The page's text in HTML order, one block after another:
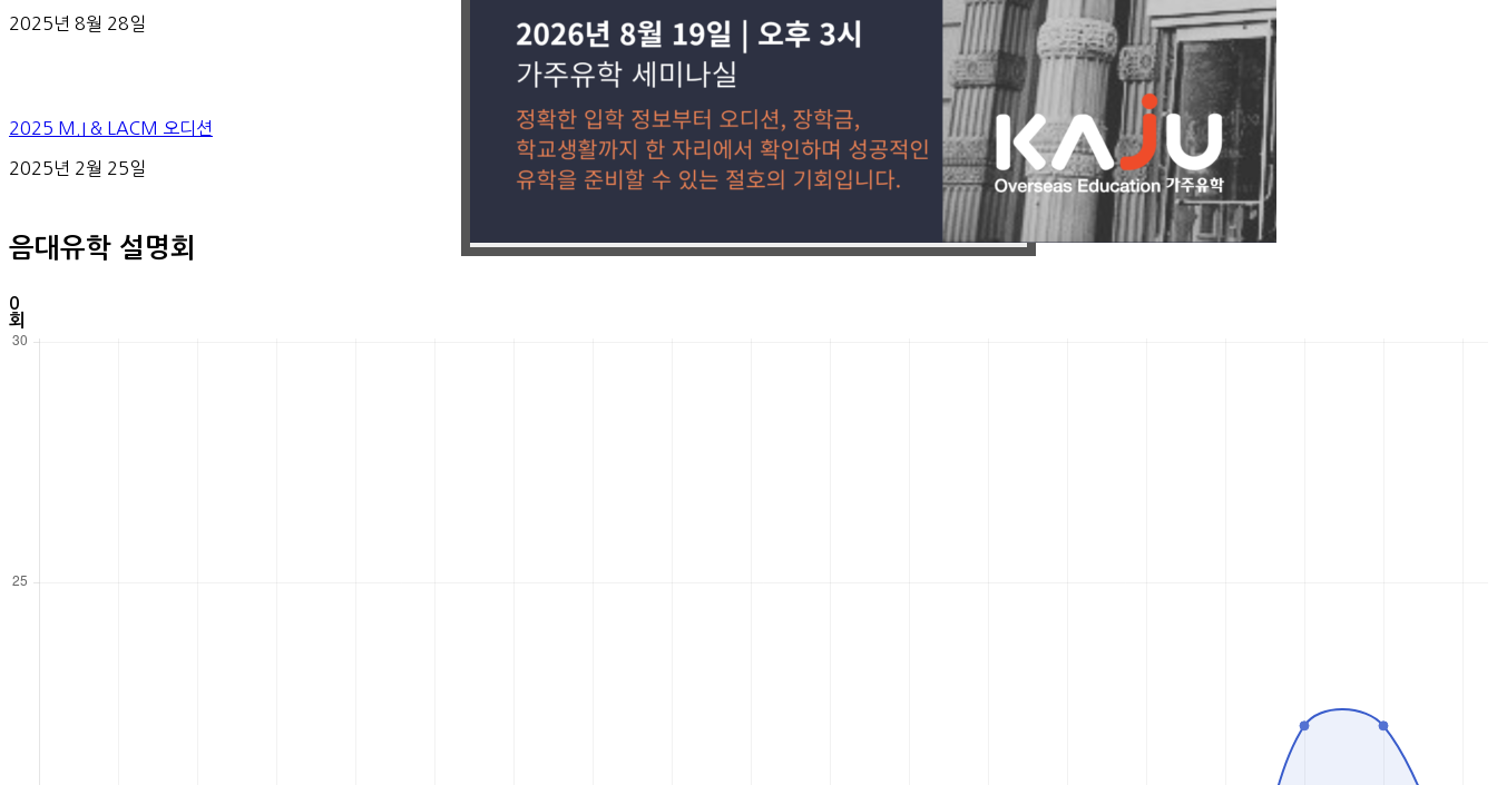
2025년 8월 28일
2025 M.I & LACM 오디션
2025년 2월 25일
음대유학 설명회
0
회